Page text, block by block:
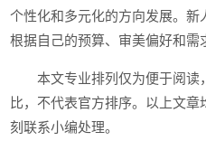
个性化和多元化的方向发展。
根据自己的预算、审美偏好和需
本文专业排列仅为便于阅
比，不代表官方排序。以上文
刻联系小编处理。